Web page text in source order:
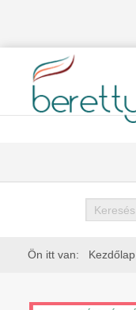
Keresés
Ön itt van: Kezdőlap